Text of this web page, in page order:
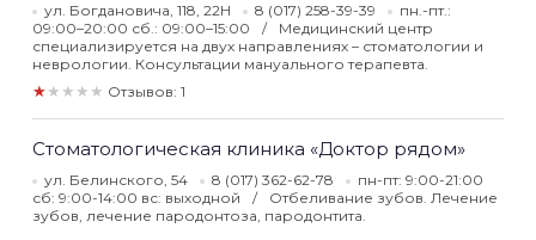
ул. Богдановича, 118, 22Н 8 (017) 258-39-39
пн.-пт.:
09:00–20:00 сб.: 09:00–15:00
Медицинский центр
специализируется на двух направлениях – стоматологии и
неврологии. Консультации мануального терапевта.
★★★★★ Отзывов: 1
Стоматологическая клиника «Доктор рядом»
ул. Белинского, 54 8 (017) 362-62-78
пн-пт: 9:00-21:00
сб: 9:00-14:00 вс: выходной
Отбеливание зубов. Лечение
зубов, лечение пародонтоза, пародонтита.